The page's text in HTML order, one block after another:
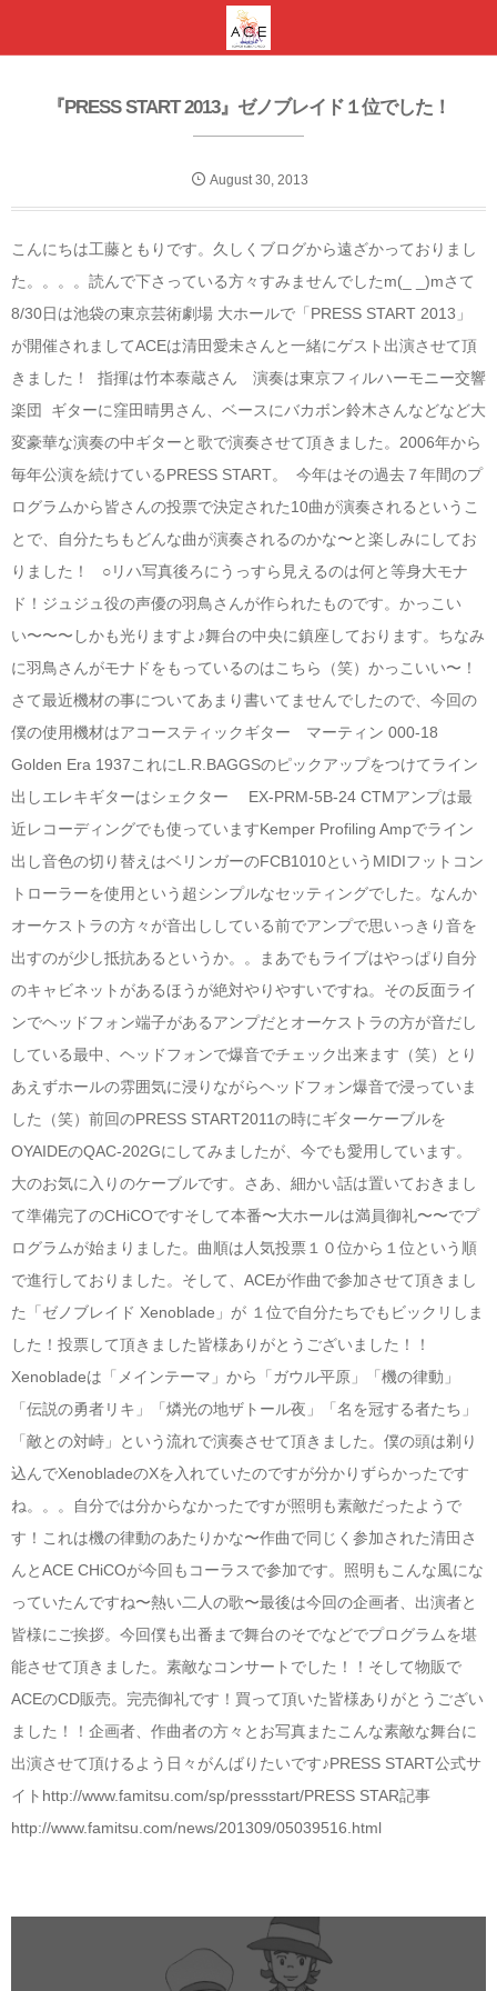
『PRESS START 2013』ゼノブレイド１位でした！
August 30 2013
こんにちは工藤ともりです。久しくブログから遠ざかっておりまし
た。。。。読んで下さっている方々すみませんでしたm(_ _)mさて
8/30日は池袋の東京芸術劇場 大ホールで「PRESS START 2013」
が開催されましてACEは清田愛未さんと一緒にゲスト出演させて頂
きました！ 指揮は竹本泰蔵さん 演奏は東京フィルハーモニー交響
楽団 ギターに窪田晴男さん、ベースにバカボン鈴木さんなどなど大
変豪華な演奏の中ギターと歌で演奏させて頂きました。2006年から
毎年公演を続けているPRESS START。 今年はその過去７年間のプ
ログラムから皆さんの投票で決定された10曲が演奏されるというこ
とで、自分たちもどんな曲が演奏されるのかな〜と楽しみにしてお
りました！ ○リハ写真後ろにうっすら見えるのは何と等身大モナ
ド！ジュジュ役の声優の羽鳥さんが作られたものです。かっこい
い〜〜〜しかも光りますよ♪舞台の中央に鎮座しております。ちなみ
に羽鳥さんがモナドをもっているのはこちら（笑）かっこいい〜！
さて最近機材の事についてあまり書いてませんでしたので、今回の
僕の使用機材はアコースティックギター マーティン 000-18
Golden Era 1937これにL.R.BAGGSのピックアップをつけてライン
出しエレキギターはシェクター EX-PRM-5B-24 CTMアンプは最
近レコーディングでも使っていますKemper Profiling Ampでライン
出し音色の切り替えはベリンガーのFCB1010というMIDIフットコン
トローラーを使用という超シンプルなセッティングでした。なんか
オーケストラの方々が音出ししている前でアンプで思いっきり音を
出すのが少し抵抗あるというか。。まあでもライブはやっぱり自分
のキャビネットがあるほうが絶対やりやすいですね。その反面ライ
ンでヘッドフォン端子があるアンプだとオーケストラの方が音だし
している最中、ヘッドフォンで爆音でチェック出来ます（笑）とり
あえずホールの雰囲気に浸りながらヘッドフォン爆音で浸っていま
した（笑）前回のPRESS START2011の時にギターケーブルを
OYAIDEのQAC-202Gにしてみましたが、今でも愛用しています。
大のお気に入りのケーブルです。さあ、細かい話は置いておきまし
て準備完了のCHiCOですそして本番〜大ホールは満員御礼〜〜でプ
ログラムが始まりました。曲順は人気投票１０位から１位という順
で進行しておりました。そして、ACEが作曲で参加させて頂きまし
た「ゼノブレイド Xenoblade」が １位で自分たちでもビックリしま
した！投票して頂きました皆様ありがとうございました！！
Xenobladeは「メインテーマ」から「ガウル平原」「機の律動」
「伝説の勇者リキ」「燐光の地ザトール夜」「名を冠する者たち」
「敵との対峙」という流れで演奏させて頂きました。僕の頭は剃り
込んでXenobladeのXを入れていたのですが分かりずらかったです
ね。。。自分では分からなかったですが照明も素敵だったようで
す！これは機の律動のあたりかな〜作曲で同じく参加された清田さ
んとACE CHiCOが今回もコーラスで参加です。照明もこんな風にな
っていたんですね〜熱い二人の歌〜最後は今回の企画者、出演者と
皆様にご挨拶。今回僕も出番まで舞台のそでなどでプログラムを堪
能させて頂きました。素敵なコンサートでした！！そして物販で
ACEのCD販売。完売御礼です！買って頂いた皆様ありがとうござい
ました！！企画者、作曲者の方々とお写真またこんな素敵な舞台に
出演させて頂けるよう日々がんばりたいです♪PRESS START公式サ
イトhttp://www.famitsu.com/sp/pressstart/PRESS STAR記事
http://www.famitsu.com/news/201309/05039516.html